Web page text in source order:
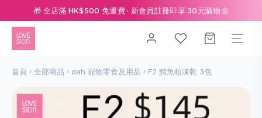
🎁 全店滿 HK$500 免運費 · 新會員註冊即享 30元購物金
首頁 全部商品 dah 寵物零食及用品 F2 鱈魚粒凍乾 3包